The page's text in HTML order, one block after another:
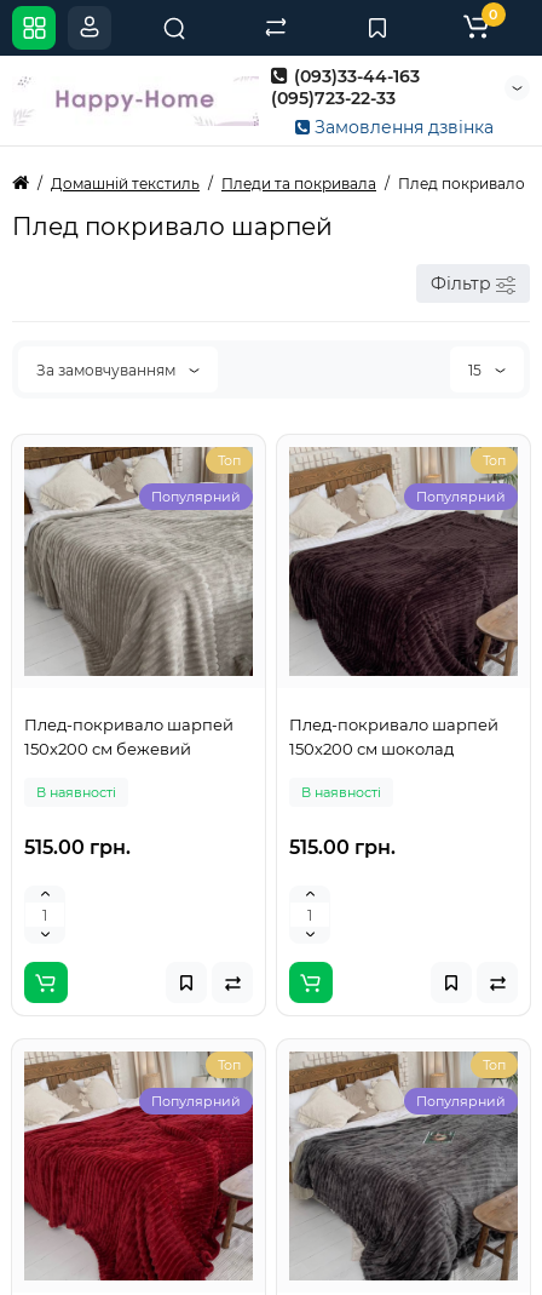
(093)33-44-163
(095)723-22-33
Замовлення дзвінка
0
Домашній текстиль Пледи та покривала Плед покривало
Плед покривало шарпей
Фільтр
За замовчуванням 15
Топ
Популярний
Плед-покривало шарпей
150х200 см бежевий
В наявності
515.00 грн.
Топ
Популярний
Плед-покривало шарпей
150х200 см шоколад
В наявності
515.00 грн.
Топ
Популярний
Топ
Популярний